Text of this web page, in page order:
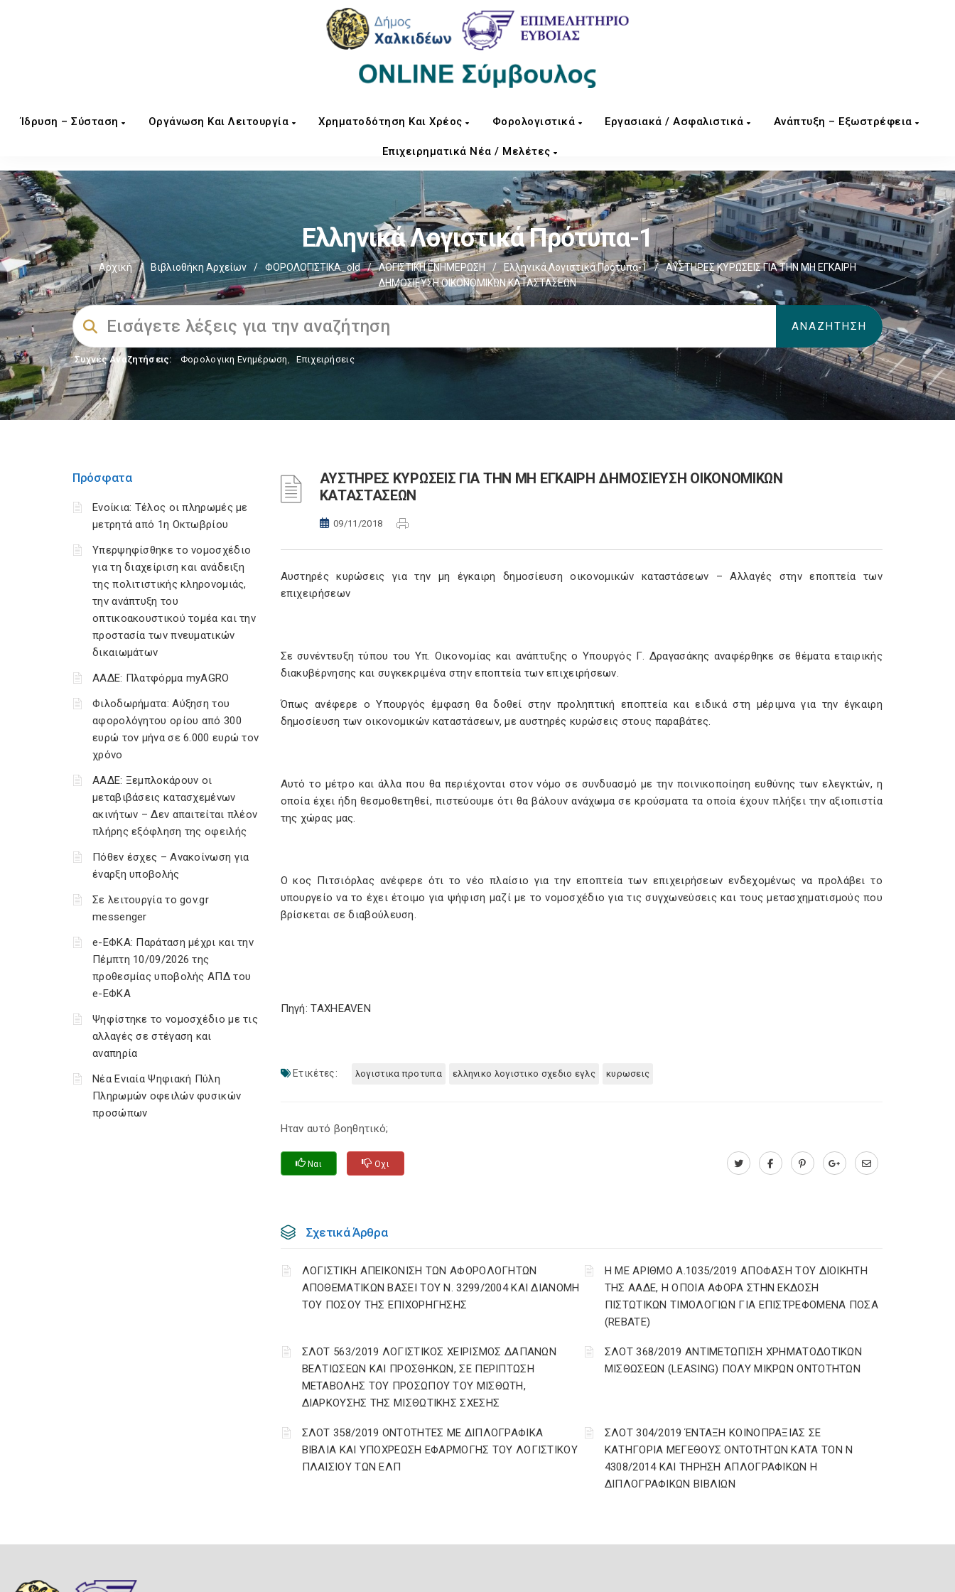
Ίδρυση – Σύσταση Οργάνωση Και Λειτουργία Χρηματοδότηση Και Χρέος Φορολογιστικά Εργασιακά / Ασφαλιστικά Ανάπτυξη – Εξωστρέφεια
Επιχειρηματικά Νέα / Μελέτες
Ελληνικά Λογιστικά Πρότυπα-1
Αρχική / Βιβλιοθήκη Αρχείων / ΦΟΡΟΛΟΓΙΣΤΙΚΑ_old / ΛΟΓΙΣΤΙΚΗ ΕΝΗΜΕΡΩΣΗ / Ελληνικά Λογιστικά Πρότυπα-1 /
ΑΥΣΤΗΡΕΣ ΚΥΡΩΣΕΙΣ ΓΙΑ ΤΗΝ ΜΗ ΕΓΚΑΙΡΗ
ΔΗΜΟΣΙΕΥΣΗ ΟΙΚΟΝΟΜΙΚΩΝ ΚΑΤΑΣΤΑΣΕΩΝ
Συχνές Αναζητήσεις: Φορολογικη Ενημέρωση, Επιχειρήσεις
Πρόσφατα
Ενοίκια: Τέλος οι πληρωμές με
μετρητά από 1η Οκτωβρίου
Υπερψηφίσθηκε το νομοσχέδιο
για τη διαχείριση και ανάδειξη
της πολιτιστικής κληρονομιάς,
την ανάπτυξη του
οπτικοακουστικού τομέα και την
προστασία των πνευματικών
δικαιωμάτων
ΑΑΔΕ: Πλατφόρμα myAGRO
Φιλοδωρήματα: Αύξηση του
αφορολόγητου ορίου από 300
ευρώ τον μήνα σε 6.000 ευρώ τον
χρόνο
ΑΑΔΕ: Ξεμπλοκάρουν οι
μεταβιβάσεις κατασχεμένων
ακινήτων – Δεν απαιτείται πλέον
πλήρης εξόφληση της οφειλής
Πόθεν έσχες – Ανακοίνωση για
έναρξη υποβολής
Σε λειτουργία το gov.gr
messenger
e-ΕΦΚΑ: Παράταση μέχρι και την
Πέμπτη 10/09/2026 της
προθεσμίας υποβολής ΑΠΔ του
e-ΕΦΚΑ
Ψηφίστηκε το νομοσχέδιο με τις
αλλαγές σε στέγαση και
αναπηρία
Νέα Ενιαία Ψηφιακή Πύλη
Πληρωμών οφειλών φυσικών
προσώπων
ΑΥΣΤΗΡΕΣ ΚΥΡΩΣΕΙΣ ΓΙΑ ΤΗΝ ΜΗ ΕΓΚΑΙΡΗ ΔΗΜΟΣΙΕΥΣΗ ΟΙΚΟΝΟΜΙΚΩΝ
ΚΑΤΑΣΤΑΣΕΩΝ
09/11/2018
Αυστηρές κυρώσεις για την μη έγκαιρη δημοσίευση οικονομικών καταστάσεων – Αλλαγές στην εποπτεία των
επιχειρήσεων
Σε συνέντευξη τύπου του Υπ. Οικονομίας και ανάπτυξης ο Υπουργός Γ. Δραγασάκης αναφέρθηκε σε θέματα εταιρικής
διακυβέρνησης και συγκεκριμένα στην εποπτεία των επιχειρήσεων.
Όπως ανέφερε ο Υπουργός έμφαση θα δοθεί στην προληπτική εποπτεία και ειδικά στη μέριμνα για την έγκαιρη
δημοσίευση των οικονομικών καταστάσεων, με αυστηρές κυρώσεις στους παραβάτες.
Αυτό το μέτρο και άλλα που θα περιέχονται στον νόμο σε συνδυασμό με την ποινικοποίηση ευθύνης των ελεγκτών, η
οποία έχει ήδη θεσμοθετηθεί, πιστεύουμε ότι θα βάλουν ανάχωμα σε κρούσματα τα οποία έχουν πλήξει την αξιοπιστία
της χώρας μας.
Ο κος Πιτσιόρλας ανέφερε ότι το νέο πλαίσιο για την εποπτεία των επιχειρήσεων ενδεχομένως να προλάβει το
υπουργείο να το έχει έτοιμο για ψήφιση μαζί με το νομοσχέδιο για τις συγχωνεύσεις και τους μετασχηματισμούς που
βρίσκεται σε διαβούλευση.
Πηγή: TAXHEAVEN
Ετικέτες: λογιστικα προτυπα ελληνικο λογιστικο σχεδιο εγλς κυρωσεις
Ηταν αυτό βοηθητικό;
Ναι Οχι
Σχετικά Άρθρα
ΛΟΓΙΣΤΙΚΗ ΑΠΕΙΚΟΝΙΣΗ ΤΩΝ ΑΦΟΡΟΛΟΓΗΤΩΝ
ΑΠΟΘΕΜΑΤΙΚΩΝ ΒΑΣΕΙ ΤΟΥ N. 3299/2004 ΚΑΙ ΔΙΑΝΟΜΗ
ΤΟΥ ΠΟΣΟΥ ΤΗΣ ΕΠΙΧΟΡΗΓΗΣΗΣ
Η ΜΕ ΑΡΙΘΜΟ Α.1035/2019 ΑΠΟΦΑΣΗ ΤΟΥ ΔΙΟΙΚΗΤΗ
ΤΗΣ ΑΑΔΕ, Η ΟΠΟΙΑ ΑΦΟΡΑ ΣΤΗΝ ΕΚΔΟΣΗ
ΠΙΣΤΩΤΙΚΩΝ ΤΙΜΟΛΟΓΙΩΝ ΓΙΑ ΕΠΙΣΤΡΕΦΟΜΕΝΑ ΠΟΣΑ
(REBATE)
ΣΛΟΤ 563/2019 ΛΟΓΙΣΤΙΚΟΣ ΧΕΙΡΙΣΜΟΣ ΔΑΠΑΝΩΝ
ΒΕΛΤΙΩΣΕΩΝ ΚΑΙ ΠΡΟΣΘΗΚΩΝ, ΣΕ ΠΕΡΙΠΤΩΣΗ
ΜΕΤΑΒΟΛΗΣ ΤΟΥ ΠΡΟΣΩΠΟΥ ΤΟΥ ΜΙΣΘΩΤΗ,
ΔΙΑΡΚΟΥΣΗΣ ΤΗΣ ΜΙΣΘΩΤΙΚΗΣ ΣΧΕΣΗΣ
ΣΛΟΤ 368/2019 ΑΝΤΙΜΕΤΩΠΙΣΗ ΧΡΗΜΑΤΟΔΟΤΙΚΩΝ
ΜΙΣΘΩΣΕΩΝ (LEASING) ΠΟΛΥ ΜΙΚΡΩΝ ΟΝΤΟΤΗΤΩΝ
ΣΛΟΤ 358/2019 ΟΝΤΟΤΗΤΕΣ ΜΕ ΔΙΠΛΟΓΡΑΦΙΚΑ
ΒΙΒΛΙΑ ΚΑΙ ΥΠΟΧΡΕΩΣΗ ΕΦΑΡΜΟΓΗΣ ΤΟΥ ΛΟΓΙΣΤΙΚΟΥ
ΠΛΑΙΣΙΟΥ ΤΩΝ ΕΛΠ
ΣΛΟΤ 304/2019 ΈΝΤΑΞΗ ΚΟΙΝΟΠΡΑΞΙΑΣ ΣΕ
ΚΑΤΗΓΟΡΙΑ ΜΕΓΕΘΟΥΣ ΟΝΤΟΤΗΤΩΝ ΚΑΤΑ ΤΟΝ Ν
4308/2014 ΚΑΙ ΤΗΡΗΣΗ ΑΠΛΟΓΡΑΦΙΚΩΝ Η
ΔΙΠΛΟΓΡΑΦΙΚΩΝ ΒΙΒΛΙΩΝ